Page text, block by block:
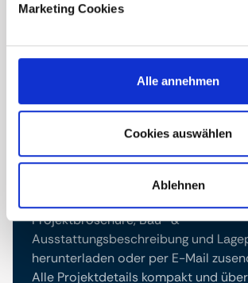
Marketing Cookies
Alle annehmen
Cookies auswählen
Ablehnen
Downloads
Projektbroschüre, Bau- &
Ausstattungsbeschreibung und
herunterladen oder per E-Mail
Alle Projektdetails kompakt und